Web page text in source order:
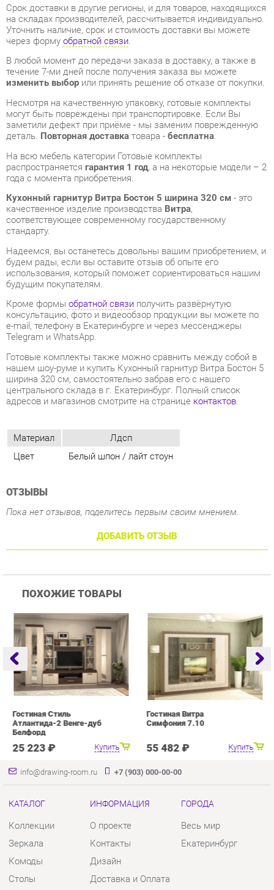
В любой момент до передачи заказа в доставку, а также в
течение 7-ми дней после получения заказа вы можете
изменить выборили принять решение об отказе от покупки.
Несмотря на качественную упаковку, готовые комплекты
могут быть повреждены при транспортировке. Если Вы
заметили дефект при приёме - мы заменим поврежденную
деталь.Повторная доставка товара -бесплатна.
На всю мебель категории Готовые комплекты
распространяетсягарантия 1 год, а на некоторые модели – 2
года с момента приобретения.
Кухонный гарнитур Витра Бостон 5 ширина 320 см
соответствующее современному государственному
стандарту.
будем рады, если вы оставите отзыв об опыте его
использования, который поможет сориентироваться нашим
будущим покупателям.
Кроме формы
консультацию, фото и видеообзор продукции вы можете по
e-mail, телефону в Екатеринбурге и через мессенджеры
Telegram и WhatsApp.
Готовые комплекты также можно сравнить между собой в
нашем шоу-руме и купить Кухонный гарнитур Витра Бостон 5
ширина 320 см, самостоятельно забрав его с нашего
центрального склада в г. Екатеринбург. Полный список
адресов и магазинов смотрите на страницеконтактов.
Материал
Лдсп
Цвет
Белый шпон / лайт стоун
Пока нет отзывов, поделитесь первым своим мнением.
ДОБАВИТЬ ОТЗЫВ
ПОХОЖИЕ ТОВАРЫ
Купить
Гостиная Стиль
Атлантида-2 Венге-дуб
Белфорд
25 223 ₽ Купить
Гостиная Витра
Симфония 7.10
info@drawing-room.ru +7 (903) 000-00-00
КАТАЛОГ
Комоды
Стулья
Тумбы
Шкафы
Комплектующие
ИНФОРМАЦИЯ
О проекте
Дизайн
Скидки и Акции
Политика
Гарантия
Помощь
ГОРОДА